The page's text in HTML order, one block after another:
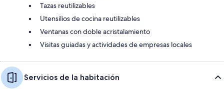
Tazas reutilizables
Utensilios de cocina reutilizables
Ventanas con doble acristalamiento
Visitas guiadas y actividades de empresas locales
Servicios de la habitación